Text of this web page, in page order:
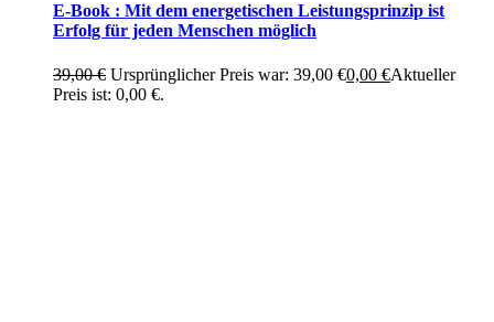
E-Book : Mit dem energetischen Leistungsprinzip ist
Erfolg für jeden Menschen möglich
39,00€ Ursprünglicher Preis war: 39,00 €0,00 €Aktueller
Preis ist: 0,00 €.